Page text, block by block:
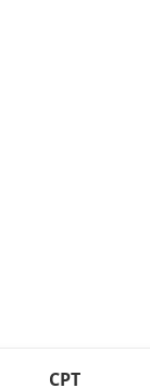
СРТ